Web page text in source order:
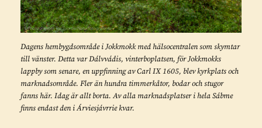
Dagens hembygdsområde i Jokkmokk med hälsocentralen som skymtar
till vänster. Detta var Dálvvádis, vinterboplatsen, för Jokkmokks
lappby som senare, en uppfinning av Carl IX 1605, blev kyrkplats och
marknadsområde. Fler än hundra timmerkåtor, bodar och stugor
fanns här. Idag är allt borta. Av alla marknadsplatser i hela Sábme
finns endast den i Árviesjávrrie kvar.